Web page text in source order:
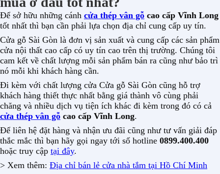
Để sở hữu những cánh cửa thép vân gỗ cao cấp Vĩnh Long
tốt nhất thì bạn cần phải lựa chọn địa chỉ cung cấp uy tín.
Cửa gỗ Sài Gòn là đơn vị sản xuất và cung cấp các sản phẩm
cửa nội thất cao cấp có uy tín cao trên thị trường. Chúng tôi
cam kết về chất lượng mỗi sản phẩm bán ra cũng như bảo trì
nó mỗi khi khách hàng cần.
Đi kèm với chất lượng cửa Cửa gỗ Sài Gòn cũng hỗ trợ
khách hàng thiết thực nhất bằng giá thành vô cùng phải
chăng và nhiều dịch vụ tiện ích khác đi kèm trong đó có cả
cửa thép vân gỗ cao cấp Vĩnh Long.
Để liên hệ đặt hàng và nhận ưu đãi cũng như tư vấn giải đáp
thắc mắc thì bạn hãy gọi ngay tới số hotline 0899.400.400
hoặc truy cập tại đây.
> Xem thêm: Địa chỉ bán lẻ cửa nhà tắm tại Hồ Chí Minh